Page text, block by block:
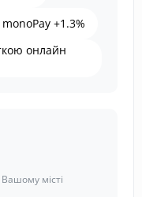
+1.3%
онлайн
місті